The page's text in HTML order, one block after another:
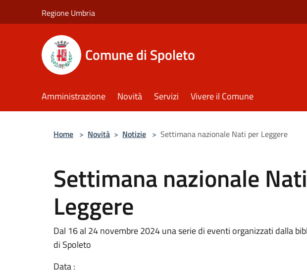
Regione Umbria
Comune di Spoleto
Amministrazione Novità Servizi Vivere il Comune
Home > Novità > Notizie > Settimana nazionale Nati per Leggere
Settimana nazionale
Leggere
Dal 16 al 24 novembre 2024 una serie di eventi organizzati dalla
di Spoleto
Data :